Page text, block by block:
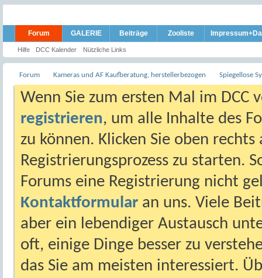
Forum
Hilfe DCC Kalender Nützliche Links
GALERIE Beiträge Zooliste
Forum Kameras und AF Kaufberatung, herstellerbezogen Spiegellose
Wenn Sie zum ersten Mal im DCC
registrieren, um alle Inhalte des
zu können. Klicken Sie oben
Registrierungsprozess zu starten.
Forums eine Registrierung nicht
Kontaktformular an uns. Viele
aber ein lebendiger Austausch
oft, einige Dinge besser zu
das Sie am meisten interessiert.